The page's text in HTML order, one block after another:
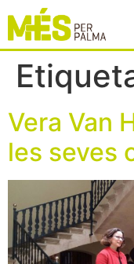
Vera Van
les seves